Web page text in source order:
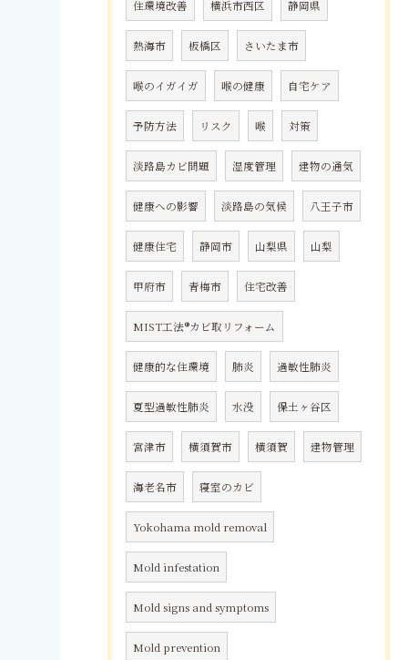
住環境改善 横浜市西区 静岡県
熱海市 板橋区 さいたま市
喉のイガイガ 喉の健康 自宅ケア
予防方法 リスク 喉 対策
淡路島カビ問題 湿度管理 建物の通気
健康への影響 淡路島の気候 八王子市
健康住宅 静岡市 山梨県 山梨
甲府市 青梅市 住宅改善
MIST工法®カビ取リフォーム
健康的な住環境 肺炎 過敏性肺炎
夏型過敏性肺炎 水没 保土ヶ谷区
宮津市 横須賀市 横須賀 建物管理
海老名市 寝室のカビ
Yokohama mold removal
Mold infestation
Mold signs and symptoms
Mold prevention